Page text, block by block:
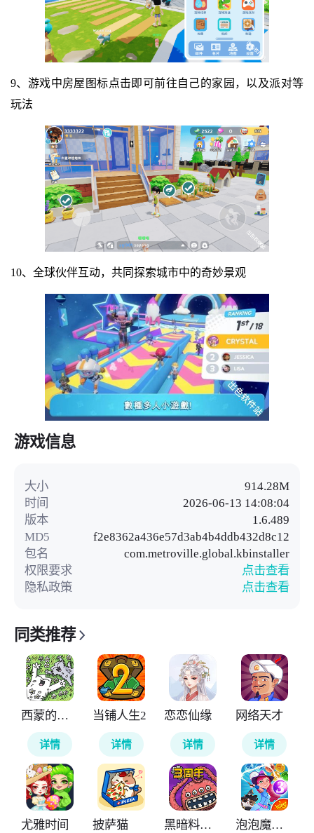
9、游戏中房屋图标点击即可前往自己的家园，以及派对等
玩法
10、全球伙伴互动，共同探索城市中的奇妙景观
游戏信息
大小
914.28M
时间
2026-06-13 14:08:04
版本
1.6.489
MD5
f2e8362a436e57d3ab4b4ddb432d8c12
包名
com.metroville.global.kbinstaller
权限要求
点击查看
隐私政策
点击查看
同类推荐
西蒙的猫消除
详情
当铺人生2
详情
恋恋仙缘
详情
网络天才
详情
尤雅时间 披萨猫 黑暗料理王 泡泡魔女传奇3